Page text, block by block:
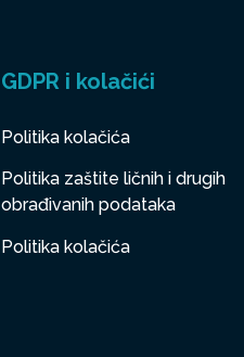
GDPR i kolačići
Politika kolačića
Politika zaštite ličnih i drugih
obrađivanih podataka
Politika kolačića